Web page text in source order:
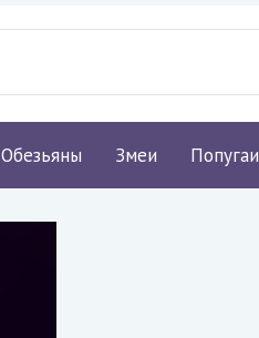
Обезьяны Змеи Попугаи